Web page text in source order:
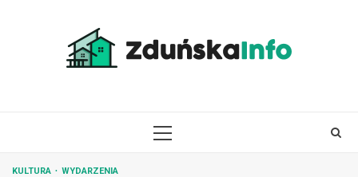
PRIMARY
KULTURA WYDARZENIA